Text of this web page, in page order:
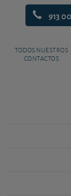
913
TODOS NUESTROS
CONTACTOS